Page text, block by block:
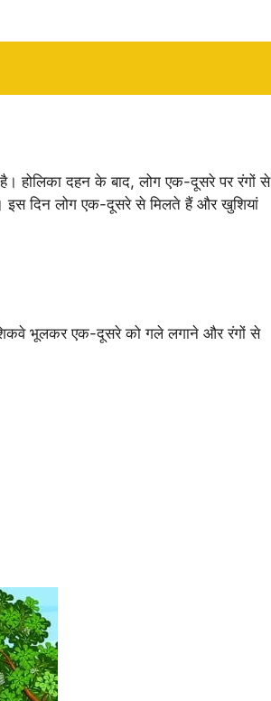
होलिका दहन के बाद, लोग एक-दूसरे पर रंगों से
इस दिन लोग एक-दूसरे से मिलते हैं और खुशियां
शिकवे भूलकर एक-दूसरे को गले लगाने और रंगों से